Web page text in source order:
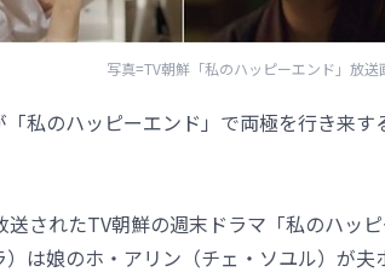
写真=TV朝鮮「私のハッピーエンド」放送
私のハッピーエンド」で両極を行き来
送されたTV朝鮮の週末ドラマ「私のハッ
）は娘のホ・アリン（チェ・ソユル）が